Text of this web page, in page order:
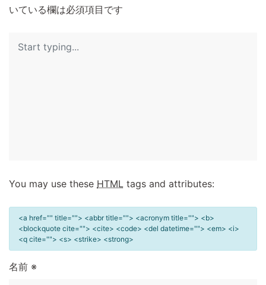
いている欄は必須項目です
You may use these HTML tags and attributes:
<a href="" title=""> <abbr title=""> <acronym title=""> <b>
<blockquote cite=""> <cite> <code> <del datetime=""> <em> <i>
<q cite=""> <s> <strike> <strong>
名前 ※